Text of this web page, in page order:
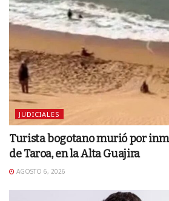
JUDICIALES
Turista bogotano murió por
de Taroa, en la Alta Guajira
AGOSTO 6, 2026